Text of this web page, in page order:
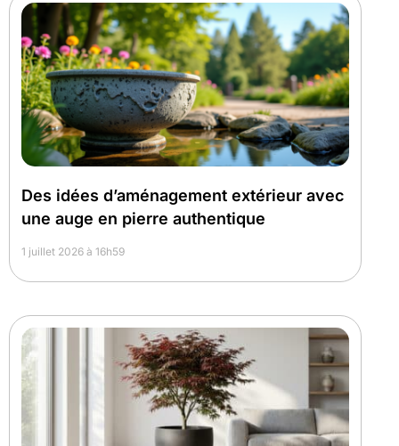
Des idées d’aménagement extérieur avec
une auge en pierre authentique
1 juillet 2026 à 16h59